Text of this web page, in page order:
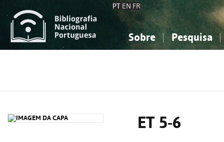
PT EN FR
Sobre Pesquisa
ET 5-6